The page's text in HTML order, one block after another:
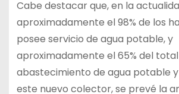
Cabe destacar que, en la
aproximadamente el 98% de los
posee servicio de agua potable, y
aproximadamente el 65% del
abastecimiento de agua potable
este nuevo colector, se prevé la